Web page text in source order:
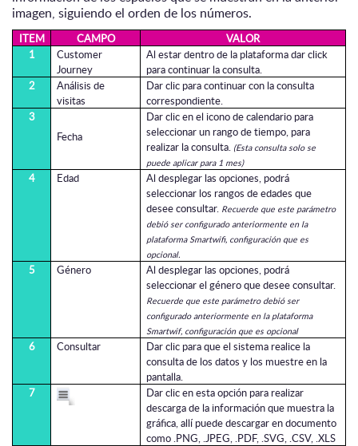
imagen, siguiendo el orden de los números.
ITEM CAMPO
VALOR
1
Customer
Journey
Al estar dentro de la plataforma dar click
para continuar la consulta.
2
Análisis de
visitas
Dar clic para continuar con la consulta
correspondiente.
3
Fecha
Dar clic en el icono de calendario para
seleccionar un rango de tiempo, para
realizar la consulta. (Esta consulta solo se
puede aplicar para 1 mes)
4 Edad
Al desplegar las opciones, podrá
seleccionar los rangos de edades que
desee consultar. Recuerde que este parámetro
debió ser configurado anteriormente en la
plataforma Smartwifi, configuración que es
opcional.
5 Género
Al desplegar las opciones, podrá
seleccionar el género que desee consultar.
Recuerde que este parámetro debió ser
configurado anteriormente en la plataforma
Smartwif, configuración que es opcional
6 Consultar
Dar clic para que el sistema realice la
consulta de los datos y los muestre en la
pantalla.
7
Dar clic en esta opción para realizar
descarga de la información que muestra la
gráfica, allí puede descargar en documento
como .PNG, .JPEG, .PDF, .SVG, .CSV, .XLS